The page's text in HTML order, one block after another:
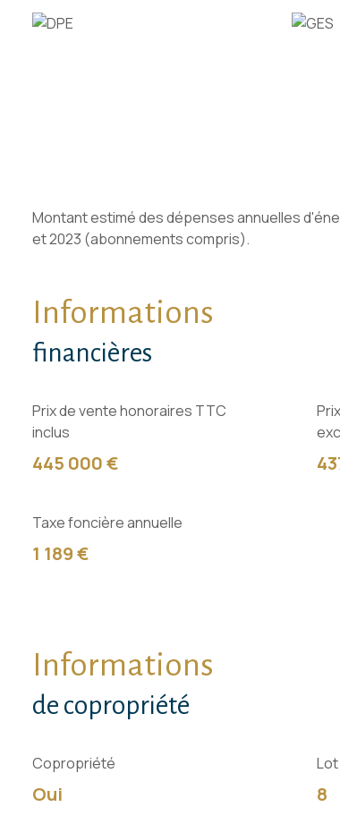
Montant estimé des dépenses annuelles
et 2023 (abonnements compris).
Informations
financières
Prix de vente honoraires TTC
inclus
445 000 €
Taxe foncière annuelle
1 189 €
Informations
de copropriété
Copropriété
Oui
Lot
8